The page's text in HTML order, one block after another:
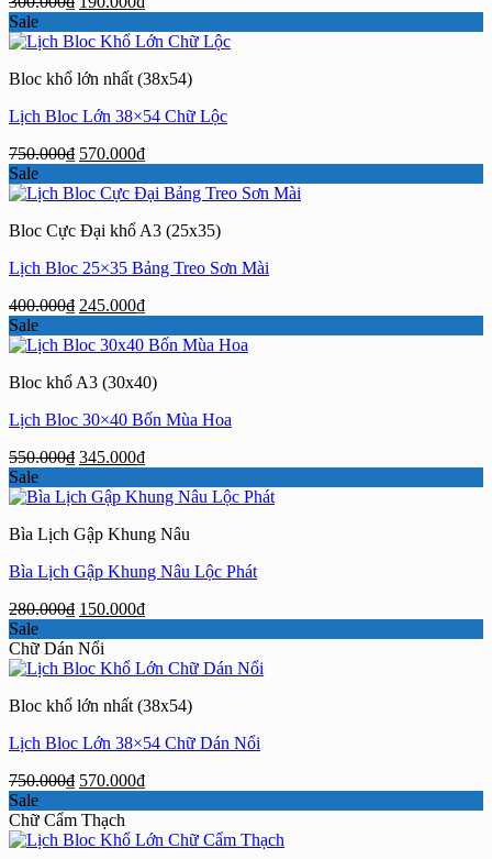
là:
tại
190.000₫.
Sale
Bloc khổ lớn nhất (38x54)
Lịch Bloc Lớn 38×54 Chữ Lộc
750.000₫ Giá
là:
570.000₫Giá
tại
570.000₫.
Sale
Bloc Cực Đại khổ A3 (25x35)
Lịch Bloc 25×35 Bảng Treo Sơn Mài
400.000₫ Giá
là:
245.000₫Giá
tại
245.000₫.
Sale
Bloc khổ A3 (30x40)
Lịch Bloc 30×40 Bốn Mùa Hoa
550.000₫ Giá
là:
345.000₫Giá
tại
345.000₫.
Sale
Bìa Lịch Gập Khung Nâu
Bìa Lịch Gập Khung Nâu Lộc Phát
280.000₫ Giá
là:
280.000₫.
150.000₫Giá
là:
Sale
Chữ Dán Nổi
Bloc khổ lớn nhất (38x54)
Lịch Bloc Lớn 38×54 Chữ Dán Nổi
750.000₫ Giá
là:
750.000₫.
570.000₫Giá
là:
Sale
Chữ Cẩm Thạch